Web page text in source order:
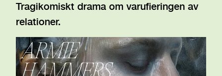
Tragikomiskt drama om varufieringen av
relationer.